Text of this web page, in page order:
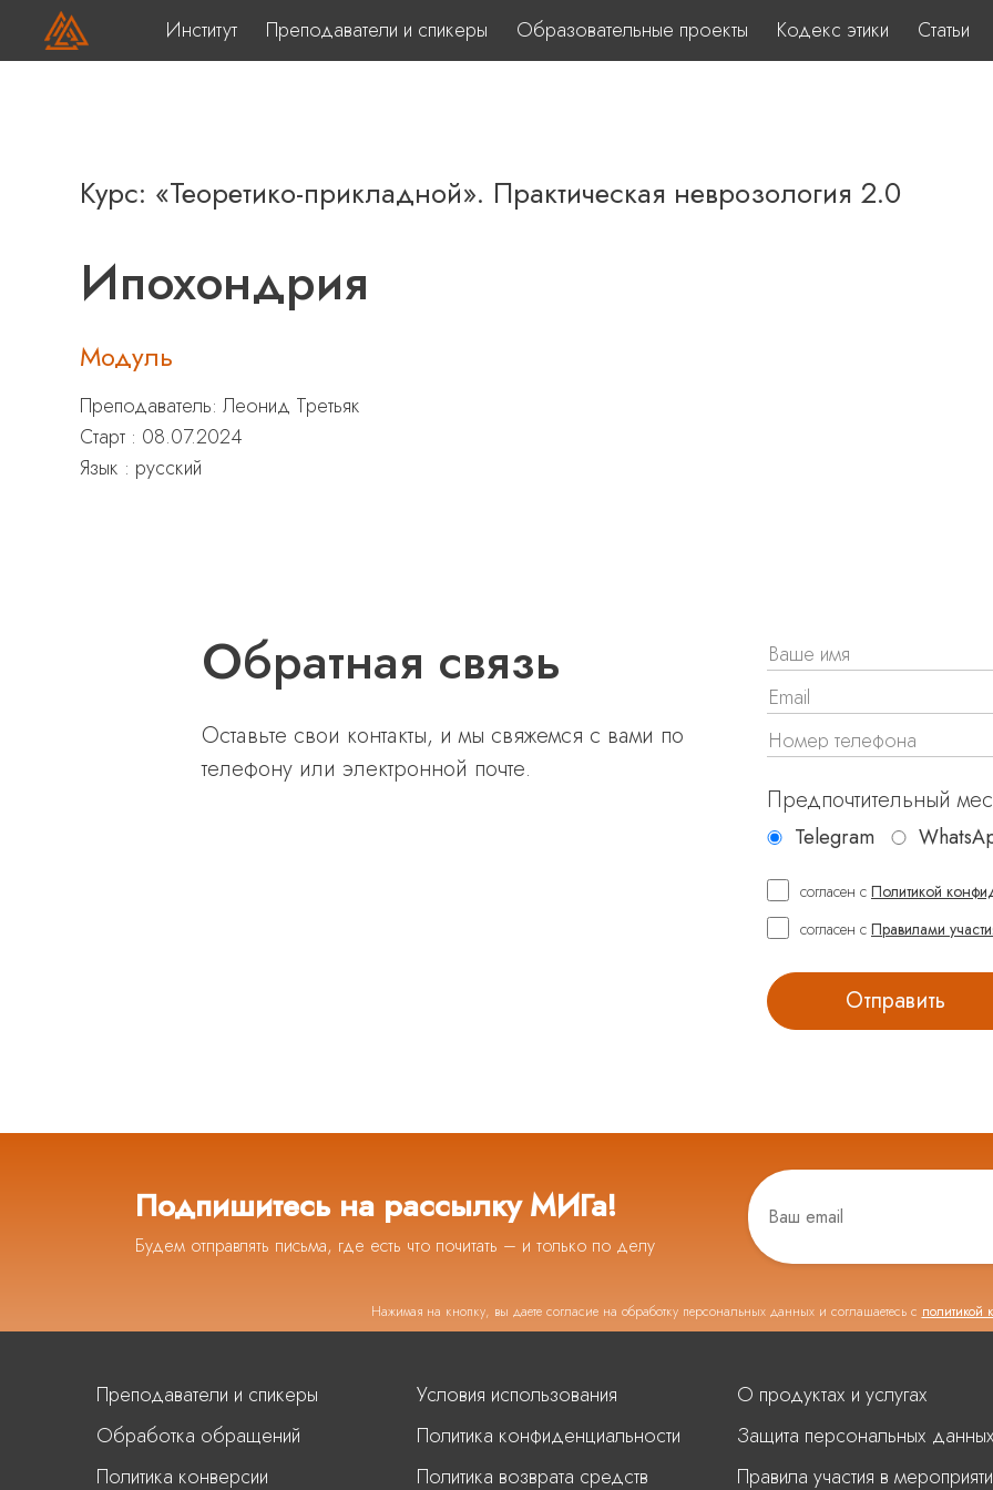
Институт Преподаватели и спикеры Образовательные проекты Кодекс этики Статьи
Курс: «Теоретико-прикладной». Практическая неврозология 2.0
Ипохондрия
Модуль
Преподаватель: Леонид Третьяк
Старт : 08.07.2024
Язык : русский
Обратная связь
Оставьте свои контакты, и мы свяжемся с вами по
телефону или электронной почте.
Предпочтительный
Telegram
согласен с Политикой
согласен с Правилами
Подпишитесь на рассылку МИГа!
Будем отправлять письма, где есть что почитать – и только по делу
Нажимая на кнопку, вы даете согласие на обработку персональных данных и соглашаетесь с политикой
Преподаватели и спикеры Условия использования
О продуктах и услугах
Обработка обращений
Политика конфиденциальности
Защита персональных данных
Политика конверсии
Политика возврата средств Правила участия в